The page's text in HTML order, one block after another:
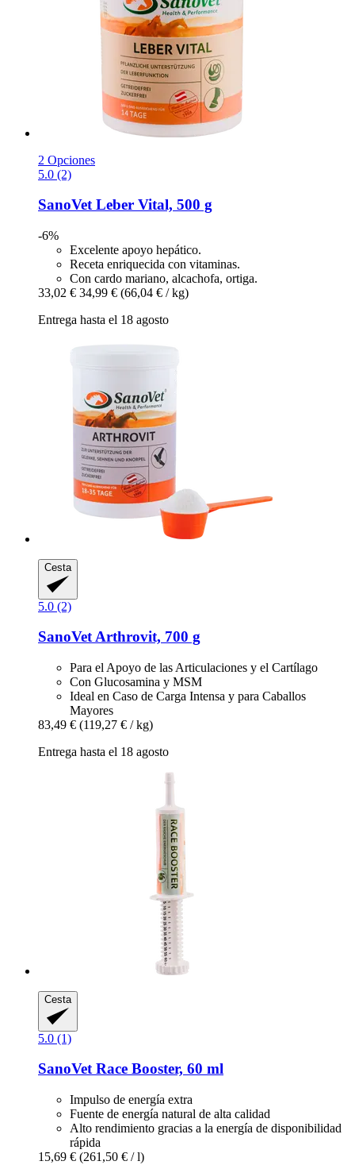
2 Opciones
5.0 (2)
SanoVetLeber Vital, 500 g
-6%
Excelente apoyo hepático.
Receta enriquecida con vitaminas.
Con cardo mariano, alcachofa, ortiga.
33,02 € 34,99 € (66,04 € / kg)
Entrega hasta el 18 agosto
Cesta
5.0 (2)
SanoVetArthrovit, 700 g
Para el Apoyo de las Articulaciones y el Cartílago
Con Glucosamina y MSM
Ideal en Caso de Carga Intensa y para Caballos
Mayores
83,49 € (119,27 € / kg)
Entrega hasta el 18 agosto
Cesta
5.0 (1)
SanoVetRace Booster, 60 ml
Impulso de energía extra
Fuente de energía natural de alta calidad
Alto rendimiento gracias a la energía de disponibilidad
rápida
15,69 € (261,50 € / l)